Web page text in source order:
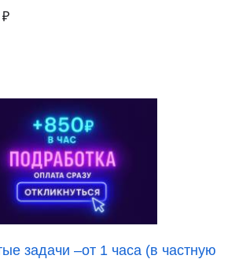
₽
задачи –от 1 часа (в частную